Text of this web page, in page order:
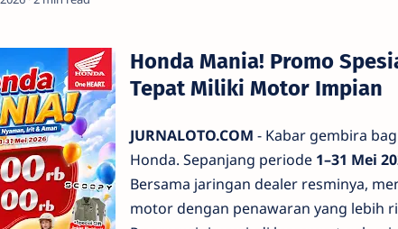
Honda Mania! Promo
Tepat Miliki Motor Impian
JURNALOTO.COM - Kabar gembira
Honda. Sepanjang periode 1–31 Mei
Bersama jaringan dealer resminya,
motor dengan penawaran yang lebih